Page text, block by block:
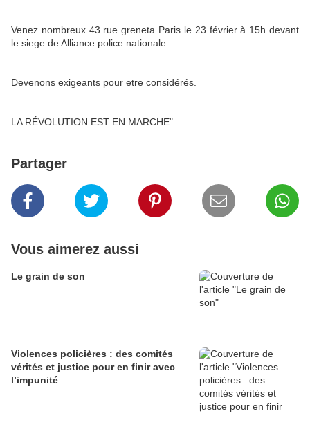
Venez nombreux 43 rue greneta Paris le 23 février à 15h devant
le siege de Alliance police nationale.
Devenons exigeants pour etre considérés.
LA RÉVOLUTION EST EN MARCHE"
Partager
Vous aimerez aussi
Le grain de son
Violences policières : des comités
vérités et justice pour en finir avec
l’impunité